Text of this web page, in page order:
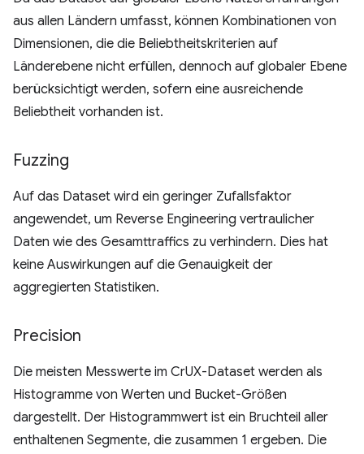
aus allen Ländern umfasst, können Kombinationen von
Dimensionen, die die Beliebtheitskriterien auf
Länderebene nicht erfüllen, dennoch auf globaler Ebene
berücksichtigt werden, sofern eine ausreichende
Beliebtheit vorhanden ist.
Fuzzing
Auf das Dataset wird ein geringer Zufallsfaktor
angewendet, um Reverse Engineering vertraulicher
Daten wie des Gesamttraffics zu verhindern. Dies hat
keine Auswirkungen auf die Genauigkeit der
aggregierten Statistiken.
Precision
Die meisten Messwerte im CrUX-Dataset werden als
Histogramme von Werten und Bucket-Größen
dargestellt. Der Histogrammwert ist ein Bruchteil aller
enthaltenen Segmente, die zusammen 1 ergeben. Die